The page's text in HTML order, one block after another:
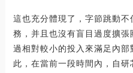
這也充分體現了，字節跳動
務，并且也沒有盲目過度擴
過相對較小的投入來滿足內
此，在當前一段時間內，自